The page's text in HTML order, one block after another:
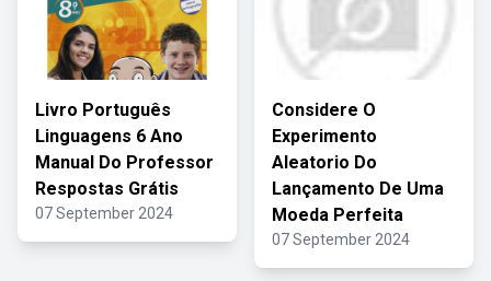
Livro Português
Linguagens 6 Ano
Manual Do Professor
Respostas Grátis
07 September 2024
Considere O
Experimento
Aleatorio Do
Lançamento De Uma
Moeda Perfeita
07 September 2024